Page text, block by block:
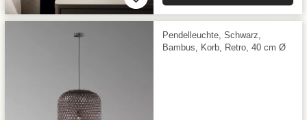
Pendelleuchte, Schwarz,
Bambus, Korb, Retro, 40 cm Ø